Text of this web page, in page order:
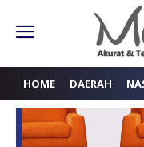
HOME DAERAH